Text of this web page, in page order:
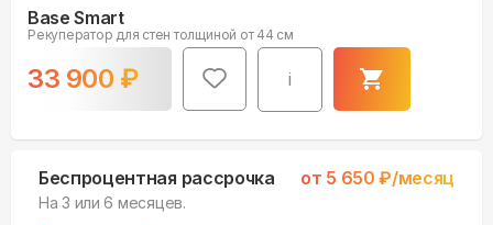
Base Smart
Рекуператор для стен толщиной от 44 см
33 900 ₽ i
Беспроцентная рассрочка от 5 650 ₽/месяц
На 3 или 6 месяцев.